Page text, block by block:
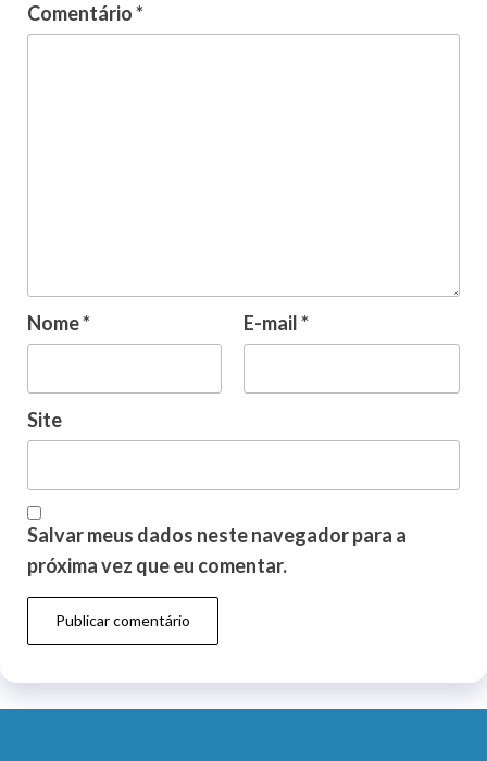
Comentário*
Nome* E-mail*
Site
Salvar meus dados neste navegador para a
próxima vez que eu comentar.